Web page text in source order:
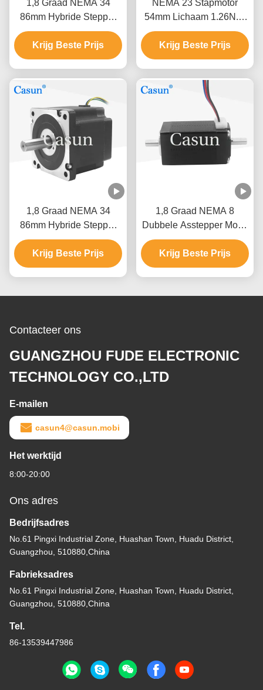
1,8 Graad NEMA 34
86mm Hybride Stepper
Motorlengte 5N.M Cnc Kit
Stepping Motor
Krijg Beste Prijs
NEMA 23 Stapmotor
54mm Lichaam 1.26N.m
2.8A Dubbele as voor
CNC
Krijg Beste Prijs
1,8 Graad NEMA 34
86mm Hybride Stepper
Motorlengte 5N.M Cnc Kit
Stepping Motor
Krijg Beste Prijs
1,8 Graad NEMA 8
Dubbele Asstepper Motor
20*20*38mm 40mN.M
ROHS
Krijg Beste Prijs
Contacteer ons
GUANGZHOU FUDE ELECTRONIC
TECHNOLOGY CO.,LTD
E-mailen
casun4@casun.mobi
Het werktijd
8:00-20:00
Ons adres
Bedrijfsadres
No.61 Pingxi Industrial Zone, Huashan Town, Huadu District,
Guangzhou, 510880,China
Fabrieksadres
No.61 Pingxi Industrial Zone, Huashan Town, Huadu District,
Guangzhou, 510880,China
Tel.
86-13539447986